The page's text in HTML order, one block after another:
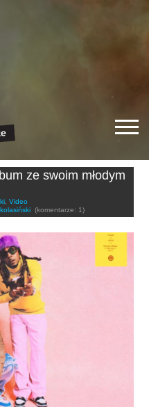
ze swoim młodym
, Video
(komentarze: 1)